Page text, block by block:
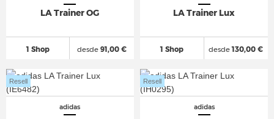
LA Trainer OG
1 Shop desde91,00 €
LA Trainer Lux
1 Shop desde130,00 €
adidas
Resell
adidas
Resell